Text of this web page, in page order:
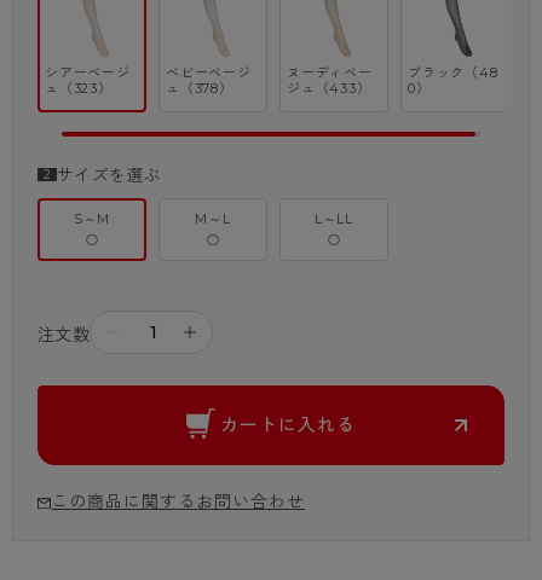
～ASTIGU(アスティーグ)～
「はきかえよう、自由を。」
美しさと快適性にプラスして、多様性や個性の尊重を重視した、固
定概念に縛られずに、
※商品画像はできる限り実物の色に近づけるよう調整しておりますが、
ご覧になる環境（PCのモニタ設定やスマホ画面シール等）により実物
シアーベージ
ュ（323）
ベビーベージ
ュ（378）
ヌーディベー
ジュ（433）
ブラック（48
0）
サイズを選ぶ
S～M
○
M～L
○
L～LL
○
注文数 ＋
カートに入れる
この商品に関するお問い合わせ